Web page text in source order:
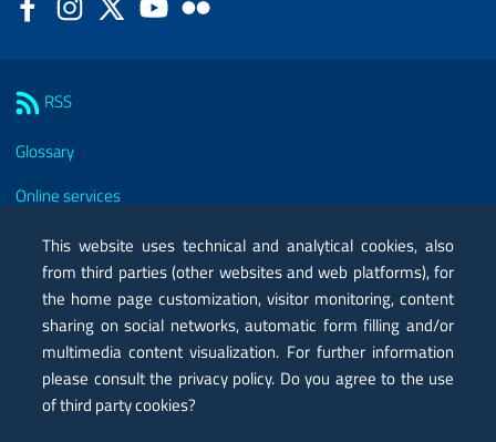
RSS
Glossary
Online services
Modules
Certified mail PEC
Privacy
Legal notes
Contacts
This website uses technical and analytical cookies, also
from third parties (other websites and web platforms), for
the home page customization, visitor monitoring, content
sharing on social networks, automatic form filling and/or
multimedia content visualization. For further information
please consult the privacy policy. Do you agree to the use
of third party cookies?